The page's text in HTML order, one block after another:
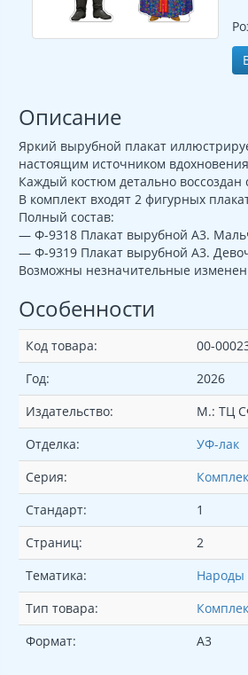
Описание
Яркий вырубной плакат
настоящим источником
Каждый костюм детально
В комплект входят 2 фигурных
Полный состав:
— Ф-9318 Плакат вырубной А3.
— Ф-9319 Плакат вырубной А3.
Возможны незначительные
Особенности
Код товара:
00-
Год:
2026
Издательство:
М.: ТЦ
Отделка:
УФ-лак
Серия:
Стандарт:
1
Страниц:
2
Тематика:
Народы
Тип товара:
Формат:
А3